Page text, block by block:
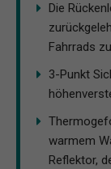
Die
Fahrrads
3-Punkt
warmem
Reflektor,